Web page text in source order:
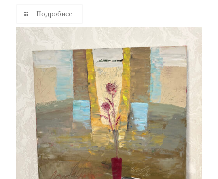
Подробнее